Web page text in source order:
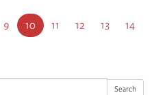
Search
Page
9
Page
courante
10 Page
11 Page
12 Page
13 Page
14